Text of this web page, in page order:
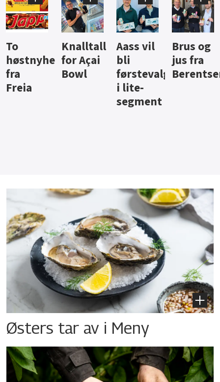
Knalltall
for Açai
Bowl
Aass vil
bli
førstevalg
Brus og
jus fra
Berentsen
Hard
iste fra
Hansa
Østers tar av i Meny